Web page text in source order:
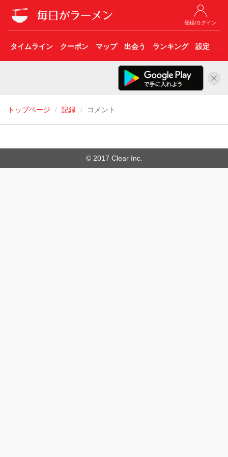
登録/ログイン
タイムライン クーポン マップ 出会う ランキング 設定 こ
トップページ 記録 コメント
© 2017 Clear Inc.